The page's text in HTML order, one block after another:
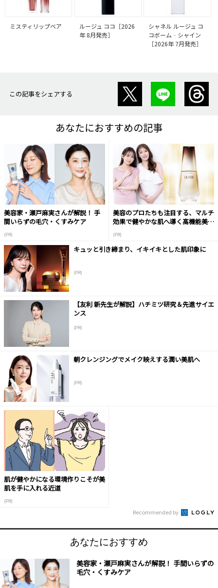
ミスティリップベア
ルージュ ココ［2026
年 8月発売］
シャネル ルージュ コ
コボーム‐シャイン
［2026年 7月発売］
この記事をシェアする
あなたにおすすめの記事
美容家・瀬戸麻実さんが解説！ 手
間いらずの毛穴・くすみケア
(PR)
美容のプロたちも注目する、マルチ
効果で健やかな肌へ導く高機能美容
(PR)
キュッと引き締まり、イキイキとした肌印象に
(PR)
【友利 新先生が解説】ハチミツ研究＆先進サイエ
ンス
(PR)
朝クレンジングでメイク映えする潤い美肌へ
(PR)
肌が健やかになる環境作りこそが美
肌を手に入れる近道
(PR)
Recommended by
あなたにおすすめ
美容家・瀬戸麻実さんが解説！ 手間いらずの
毛穴・くすみケア